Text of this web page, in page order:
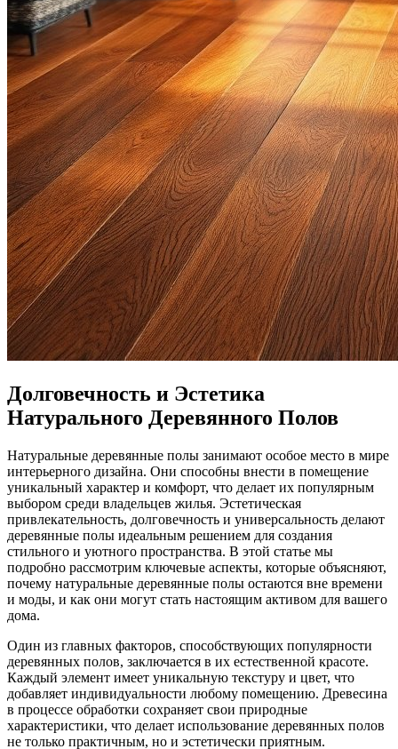
Долговечность и Эстетика
Натурального Деревянного Полов
Натуральные деревянные полы занимают особое место в мире
интерьерного дизайна. Они способны внести в помещение
уникальный характер и комфорт, что делает их популярным
выбором среди владельцев жилья. Эстетическая
привлекательность, долговечность и универсальность делают
деревянные полы идеальным решением для создания
стильного и уютного пространства. В этой статье мы
подробно рассмотрим ключевые аспекты, которые объясняют,
почему натуральные деревянные полы остаются вне времени
и моды, и как они могут стать настоящим активом для вашего
дома.
Один из главных факторов, способствующих популярности
деревянных полов, заключается в их естественной красоте.
Каждый элемент имеет уникальную текстуру и цвет, что
добавляет индивидуальности любому помещению. Древесина
в процессе обработки сохраняет свои природные
характеристики, что делает использование деревянных полов
не только практичным, но и эстетически приятным.